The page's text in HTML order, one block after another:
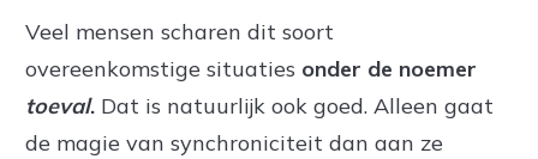
Veel mensen scharen dit soort
overeenkomstige situaties onder de noemer
toeval. Dat is natuurlijk ook goed. Alleen gaat
de magie van synchroniciteit dan aan ze